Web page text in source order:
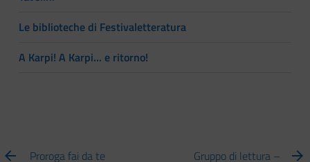
Le biblioteche di Festivaletteratura
A Karpi! A Karpi… e ritorno!
Proroga fai da te
Gruppo di lettura –